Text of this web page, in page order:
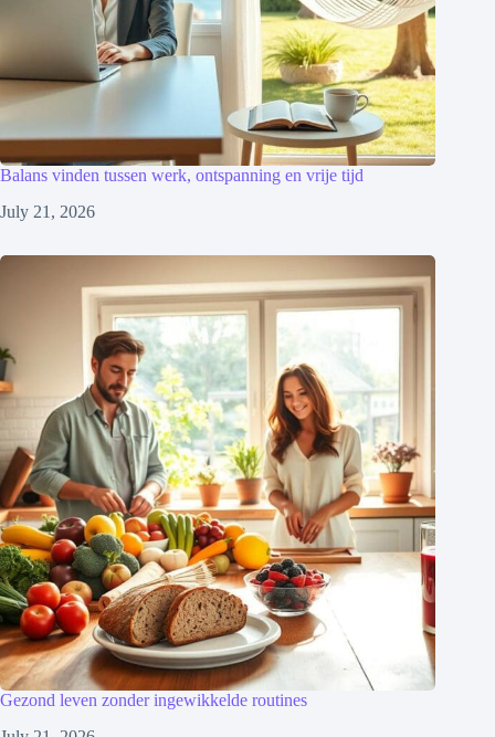
Balans vinden tussen werk, ontspanning en vrije tijd
July 21, 2026
Gezond leven zonder ingewikkelde routines